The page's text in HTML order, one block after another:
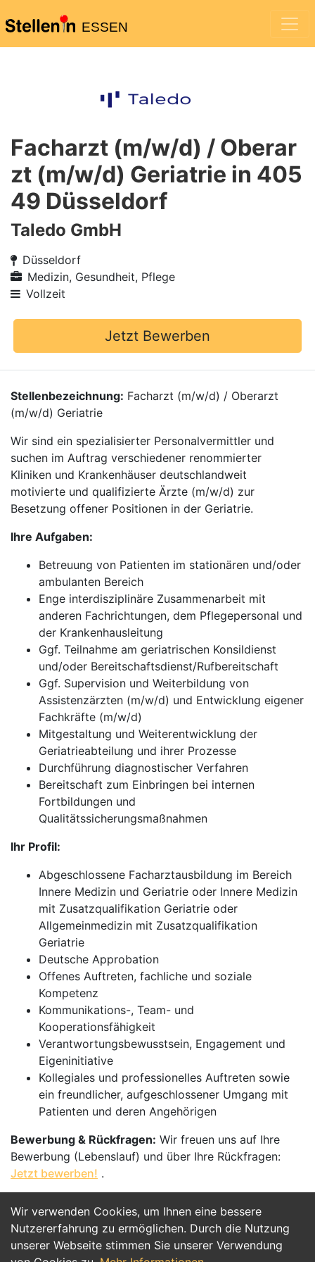
ESSEN
Wir verwenden Cookies, um Ihnen eine bessere
Nutzererfahrung zu ermöglichen. Durch die Nutzung
unserer Webseite stimmen Sie unserer Verwendung
Facharzt (m/w/d) / Oberar
zt (m/w/d) Geriatrie in 405
49 Düsseldorf
Taledo GmbH
Düsseldorf
Medizin, Gesundheit, Pflege
Vollzeit
Jetzt Bewerben
Stellenbezeichnung: Facharzt (m/w/d) / Oberarzt
(m/w/d) Geriatrie
Wir sind ein spezialisierter Personalvermittler und
suchen im Auftrag verschiedener renommierter
Kliniken und Krankenhäuser deutschlandweit
motivierte und qualifizierte Ärzte (m/w/d) zur
Besetzung offener Positionen in der Geriatrie.
Ihre Aufgaben:
Betreuung von Patienten im stationären und/oder
ambulanten Bereich
Enge interdisziplinäre Zusammenarbeit mit
anderen Fachrichtungen, dem Pflegepersonal und
der Krankenhausleitung
Ggf. Teilnahme am geriatrischen Konsildienst
und/oder Bereitschaftsdienst/Rufbereitschaft
Ggf. Supervision und Weiterbildung von
Assistenzärzten (m/w/d) und Entwicklung eigener
Fachkräfte (m/w/d)
Mitgestaltung und Weiterentwicklung der
Geriatrieabteilung und ihrer Prozesse
Durchführung diagnostischer Verfahren
Bereitschaft zum Einbringen bei internen
Fortbildungen und
Qualitätssicherungsmaßnahmen
Ihr Profil:
Abgeschlossene Facharztausbildung im Bereich
Innere Medizin und Geriatrie oder Innere Medizin
mit Zusatzqualifikation Geriatrie oder
Allgemeinmedizin mit Zusatzqualifikation
Geriatrie
Deutsche Approbation
Offenes Auftreten, fachliche und soziale
Kompetenz
Kommunikations-, Team- und
Kooperationsfähigkeit
Verantwortungsbewusstsein, Engagement und
Eigeninitiative
Kollegiales und professionelles Auftreten sowie
ein freundlicher, aufgeschlossener Umgang mit
Patienten und deren Angehörigen
Bewerbung & Rückfragen: Wir freuen uns auf Ihre
Bewerbung (Lebenslauf) und über Ihre Rückfragen:
Jetzt bewerben! .
Jetzt Bewerben